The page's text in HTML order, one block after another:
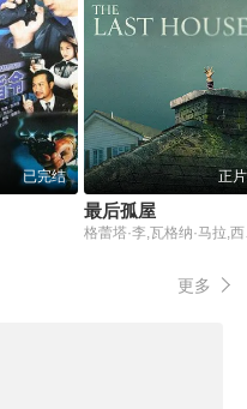
已完结 正片
最后孤屋
格蕾塔·李,瓦格纳
更多